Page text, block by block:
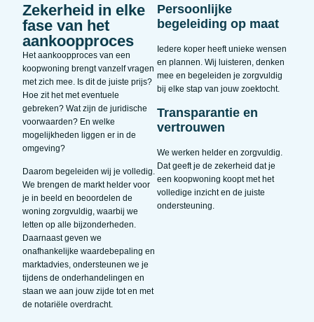
Zekerheid in elke
fase van het
aankoopproces
Het aankoopproces van een
koopwoning brengt vanzelf vragen
met zich mee. Is dit de juiste prijs?
Hoe zit het met eventuele
gebreken? Wat zijn de juridische
voorwaarden? En welke
mogelijkheden liggen er in de
omgeving?
Daarom begeleiden wij je volledig.
We brengen de markt helder voor
je in beeld en beoordelen de
woning zorgvuldig, waarbij we
letten op alle bijzonderheden.
Daarnaast geven we
onafhankelijke waardebepaling en
marktadvies, ondersteunen we je
tijdens de onderhandelingen en
staan we aan jouw zijde tot en met
de notariële overdracht.
Persoonlijke
begeleiding op maat
Iedere koper heeft unieke wensen
en plannen. Wij luisteren, denken
mee en begeleiden je zorgvuldig
bij elke stap van jouw zoektocht.
Transparantie en
vertrouwen
We werken helder en zorgvuldig.
Dat geeft je de zekerheid dat je
een koopwoning koopt met het
volledige inzicht en de juiste
ondersteuning.